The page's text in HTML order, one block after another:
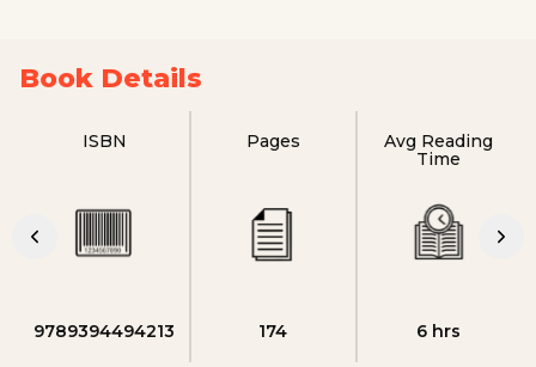
Book Details
ISBN
9789394494213
Pages
174
Avg Reading
Time
6 hrs